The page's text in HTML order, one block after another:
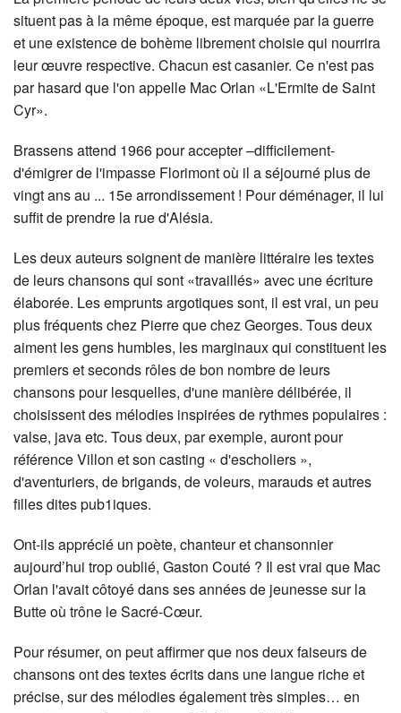
situent pas à la même époque, est marquée par la guerre
et une existence de bohème librement choisie qui nourrira
leur œuvre respective. Chacun est casanier. Ce n'est pas
par hasard que l'on appelle Mac Orlan «L'Ermite de Saint
Cyr».
Brassens attend 1966 pour accepter –difficilement-
d'émigrer de l'impasse Florimont où il a séjourné plus de
vingt ans au ... 15e arrondissement ! Pour déménager, il lui
suffit de prendre la rue d'Alésia.
Les deux auteurs soignent de manière littéraire les textes
de leurs chansons qui sont «travaillés» avec une écriture
élaborée. Les emprunts argotiques sont, il est vrai, un peu
plus fréquents chez Pierre que chez Georges. Tous deux
aiment les gens humbles, les marginaux qui constituent les
premiers et seconds rôles de bon nombre de leurs
chansons pour lesquelles, d'une manière délibérée, il
choisissent des mélodies inspirées de rythmes populaires :
valse, java etc. Tous deux, par exemple, auront pour
référence Villon et son casting « d'escholiers »,
d'aventuriers, de brigands, de voleurs, marauds et autres
filles dites pub1iques.
Ont-ils apprécié un poète, chanteur et chansonnier
aujourd’hui trop oublié, Gaston Couté ? Il est vrai que Mac
Orlan l'avait côtoyé dans ses années de jeunesse sur la
Butte où trône le Sacré-Cœur.
Pour résumer, on peut affirmer que nos deux faiseurs de
chansons ont des textes écrits dans une langue riche et
précise, sur des mélodies également très simples… en